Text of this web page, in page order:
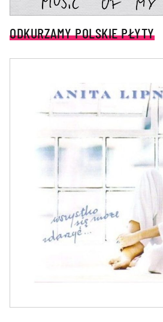
ODKURZAMY POLSKIE PŁYTY